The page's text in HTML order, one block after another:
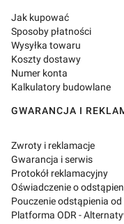
Jak kupować
Sposoby płatności
Wysyłka towaru
Koszty dostawy
Numer konta
Kalkulatory budowlane
GWARANCJA I
Zwroty i reklamacje
Gwarancja i serwis
Protokół reklamacyjny
Oświadczenie o
Pouczenie odstąpienia
Platforma ODR -